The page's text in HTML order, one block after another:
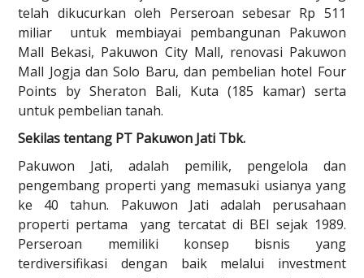
telah dikucurkan oleh Perseroan sebesar Rp 511
miliar untuk membiayai pembangunan Pakuwon
Mall Bekasi, Pakuwon City Mall, renovasi Pakuwon
Mall Jogja dan Solo Baru, dan pembelian hotel Four
Points by Sheraton Bali, Kuta (185 kamar) serta
untuk pembelian tanah.
Sekilas tentang PT Pakuwon Jati Tbk.
Pakuwon Jati, adalah pemilik, pengelola dan
pengembang properti yang memasuki usianya yang
ke 40 tahun. Pakuwon Jati adalah perusahaan
properti pertama yang tercatat di BEI sejak 1989.
Perseroan memiliki konsep bisnis yang
terdiversifikasi dengan baik melalui investment